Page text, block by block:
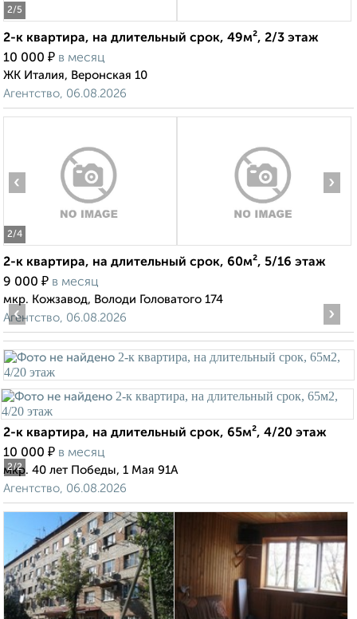
2/5
2-к квартира, на длительный срок, 49м², 2/3 этаж
10 000 ₽ в месяц
ЖК Италия, Веронская 10
Агентство, 06.08.2026
2/4
‹ ›
2-к квартира, на длительный срок, 60м², 5/16 этаж
9 000 ₽ в месяц
мкр. Кожзавод, Володи Головатого 174
Агентство, 06.08.2026
2/2
‹ ›
2-к квартира, на длительный срок, 65м², 4/20 этаж
10 000 ₽ в месяц
мкр. 40 лет Победы, 1 Мая 91А
Агентство, 06.08.2026